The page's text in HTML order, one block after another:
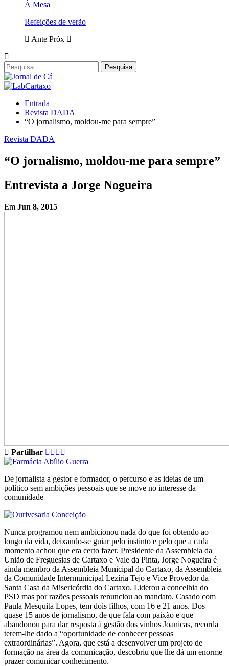
À Mesa
Refeições de verão
Ante Próx
Entrada
Revista DADA
“O jornalismo, moldou-me para sempre”
Revista DADA
“O jornalismo, moldou-me para sempre”
Entrevista a Jorge Nogueira
Em Jun 8, 2015
Partilhar
De jornalista a gestor e formador, o percurso e as ideias de um
político sem ambições pessoais que se move no interesse da
comunidade
Nunca programou nem ambicionou nada do que foi obtendo ao
longo da vida, deixando-se guiar pelo instinto e pelo que a cada
momento achou que era certo fazer. Presidente da Assembleia da
União de Freguesias de Cartaxo e Vale da Pinta, Jorge Nogueira é
ainda membro da Assembleia Municipal do Cartaxo, da Assembleia
da Comunidade Intermunicipal Lezíria Tejo e Vice Provedor da
Santa Casa da Misericórdia do Cartaxo. Liderou a concelhia do
PSD mas por razões pessoais renunciou ao mandato. Casado com
Paula Mesquita Lopes, tem dois filhos, com 16 e 21 anos. Dos
quase 15 anos de jornalismo, de que fala com paixão e que
abandonou para dar resposta à gestão dos vinhos Joanicas, recorda
terem-lhe dado a “oportunidade de conhecer pessoas
extraordinárias”. Agora, que está a desenvolver um projeto de
formação na área da comunicação, descobriu que lhe dá um enorme
prazer comunicar conhecimento.